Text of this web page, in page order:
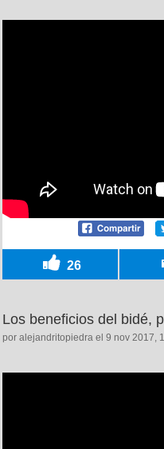
26
Los beneficios del bidé,
por alejandritopiedra el 9 nov 2017,